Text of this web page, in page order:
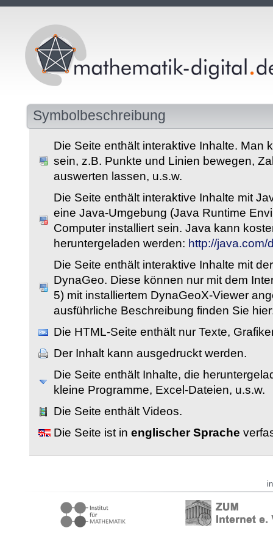
Symbolbeschreibung
Die Seite enthält interaktive Inhalte. Man
sein, z.B. Punkte und Linien bewegen,
auswerten lassen, u.s.w.
Die Seite enthält interaktive Inhalte mit
eine Java-Umgebung (Java Runtime
Computer installiert sein. Java kann
heruntergeladen werden: http://
Die Seite enthält interaktive Inhalte mit
DynaGeo. Diese können nur mit dem
5) mit installiertem DynaGeoX-Viewer
ausführliche Beschreibung finden Sie
Die HTML-Seite enthält nur Texte,
Der Inhalt kann ausgedruckt werden.
Die Seite enthält Inhalte, die
kleine Programme, Excel-Dateien, u.s.w.
Die Seite enthält Videos.
Die Seite ist in englischer Sprache